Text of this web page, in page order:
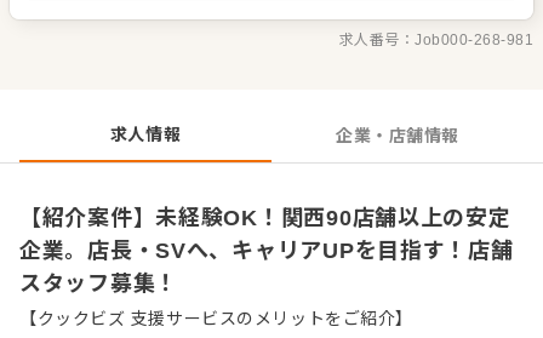
求人番号：Job000-268-981
求人情報 企業・店舗情報
【紹介案件】未経験OK！関西90店舗以上の安定
企業。店長・SVへ、キャリアUPを目指す！店舗
スタッフ募集！
【クックビズ 支援サービスのメリットをご紹介】